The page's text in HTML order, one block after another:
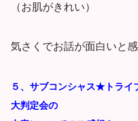
（お肌がきれい）
気さくでお話が面白いと感
５、サブコンシャス★トライ
大判定会の